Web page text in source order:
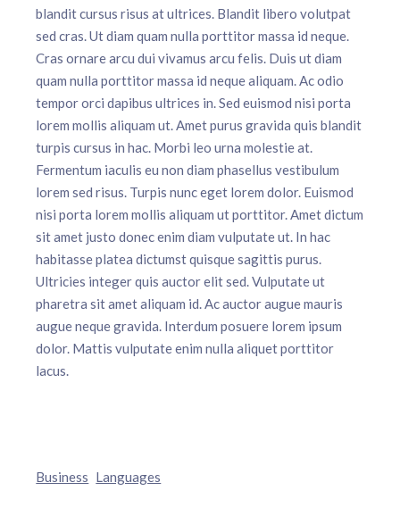
blandit cursus risus at ultrices. Blandit libero volutpat
sed cras. Ut diam quam nulla porttitor massa id neque.
Cras ornare arcu dui vivamus arcu felis. Duis ut diam
quam nulla porttitor massa id neque aliquam. Ac odio
tempor orci dapibus ultrices in. Sed euismod nisi porta
lorem mollis aliquam ut. Amet purus gravida quis blandit
turpis cursus in hac. Morbi leo urna molestie at.
Fermentum iaculis eu non diam phasellus vestibulum
lorem sed risus. Turpis nunc eget lorem dolor. Euismod
nisi porta lorem mollis aliquam ut porttitor. Amet dictum
sit amet justo donec enim diam vulputate ut. In hac
habitasse platea dictumst quisque sagittis purus.
Ultricies integer quis auctor elit sed. Vulputate ut
pharetra sit amet aliquam id. Ac auctor augue mauris
augue neque gravida. Interdum posuere lorem ipsum
dolor. Mattis vulputate enim nulla aliquet porttitor
lacus.
Business Languages